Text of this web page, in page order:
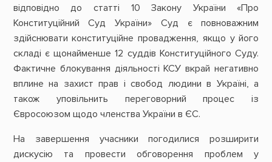
відповідно до статті 10 Закону України «Про
Конституційний Суд України» Суд є повноважним
здійснювати конституційне провадження, якщо у його
складі є щонайменше 12 суддів Конституційного Суду.
Фактичне блокування діяльності КСУ вкрай негативно
вплине на захист прав і свобод людини в Україні, а
також уповільнить переговорний процес із
Євросоюзом щодо членства України в ЄС.
На завершення учасники погодилися розширити
дискусію та провести обговорення проблем у